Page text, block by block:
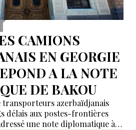
CAMIONS
EN GEORGIE
A LA NOTE
DE BAKOU
transporteurs azerbaïdjanais
délais aux postes-frontières
une note diplomatique à